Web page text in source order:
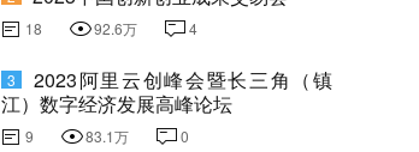
18 92.6万 4
3
2023阿里云创峰会暨长三角（镇
江）数字经济发展高峰论坛
9 83.1万 0